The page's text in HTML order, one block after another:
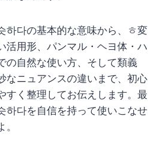
하다の基本的な意味から、ㅎ変
活用形、パンマル・ヘヨ体・ハ
の自然な使い方、そして類義
なニュアンスの違いまで、初心
すく整理してお伝えします。最
하다を自信を持って使いこなせ